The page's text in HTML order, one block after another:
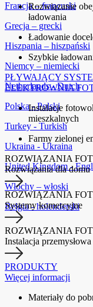
Francja – francuski
Grecja – grecki
Hiszpania – hiszpański
Niemcy – niemiecki
Netherlands - Dutch
Polska - Polski
Turkey - Turkish
Ukraina - Ukraina
United Kingdom -
Włochy – włoski
Belgia - holenderski
Rozwiązanie
ładowania
Ładowanie
Szybkie
PŁYWAJĄCY
ELEKTROWNIA
Instalacje
mieszkalnych
Farmy zielonej
ROZWIĄZANIA
Rozwiązania dla domu
ROZWIĄZANIA
Systemy komercyjne
ROZWIĄZANIA
Instalacja przemysłowa
PRODUKTY
Więcej informacji
Materiały do